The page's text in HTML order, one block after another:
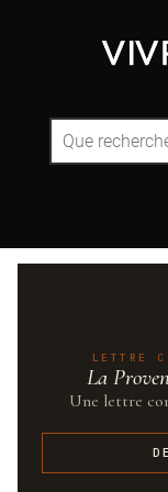
LETTRE
La
Une lettre